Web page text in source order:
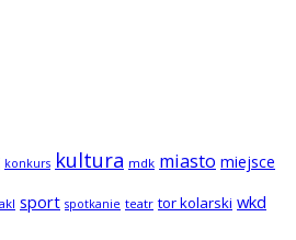
konkurs kultura mdk miasto miejsce
sport spotkanie teatr tor kolarski wkd